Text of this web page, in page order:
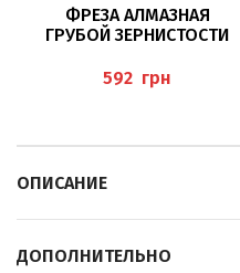
ФРЕЗА АЛМАЗНАЯ
ГРУБОЙ ЗЕРНИСТОСТИ
грн
ОПИСАНИЕ
ДОПОЛНИТЕЛЬНО